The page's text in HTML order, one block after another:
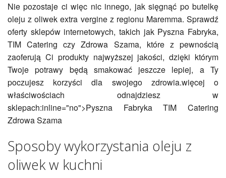
Nie pozostaje ci więc nic innego, jak sięgnąć po butelkę
oleju z oliwek extra vergine z regionu Maremma. Sprawdź
oferty sklepów internetowych, takich jak Pyszna Fabryka,
TIM Catering czy Zdrowa Szama, które z pewnością
zaoferują Ci produkty najwyższej jakości, dzięki którym
Twoje potrawy będą smakować jeszcze lepiej, a Ty
poczujesz korzyści dla swojego zdrowia.więcej o
właściwościach odnajdziesz w
sklepach:inline="no">Pyszna Fabryka TIM Catering
Zdrowa Szama
Sposoby wykorzystania oleju z
oliwek w kuchni